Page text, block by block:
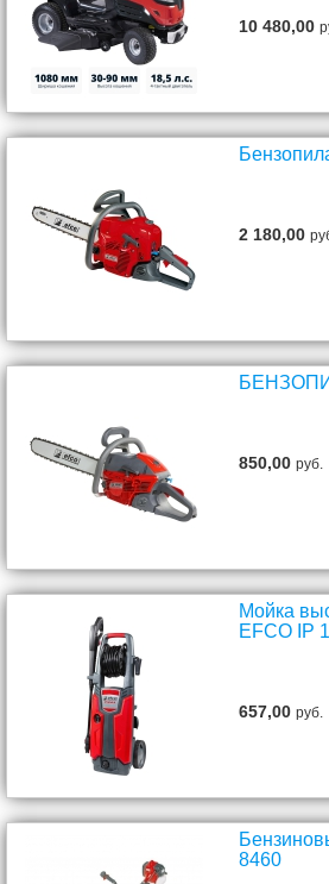
10 480,00
2 180,00
850,00руб.
Мойка
EFCO IP
657,00руб.
8460